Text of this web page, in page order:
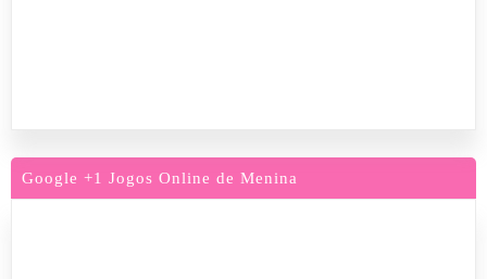
Google +1 Jogos Online de Menina